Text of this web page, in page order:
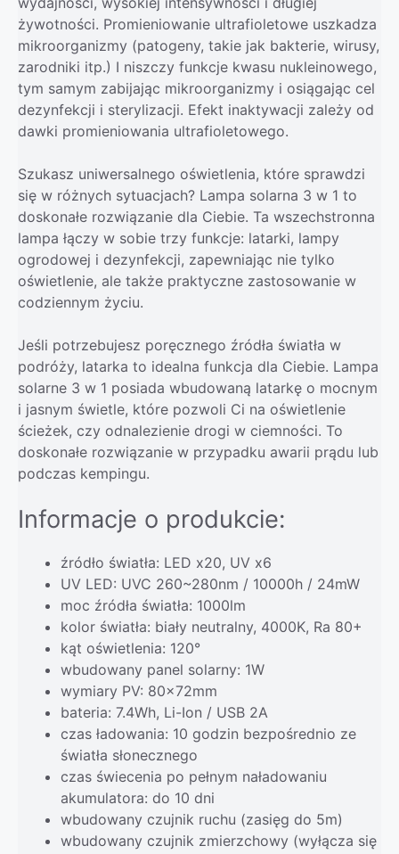
żywotności. Promieniowanie ultrafioletowe uszkadza
mikroorganizmy (patogeny, takie jak bakterie, wirusy,
zarodniki itp.) I niszczy funkcje kwasu nukleinowego,
tym samym zabijając mikroorganizmy i osiągając cel
dezynfekcji i sterylizacji. Efekt inaktywacji zależy od
dawki promieniowania ultrafioletowego.
Szukasz uniwersalnego oświetlenia, które sprawdzi
się w różnych sytuacjach? Lampa solarna 3 w 1 to
doskonałe rozwiązanie dla Ciebie. Ta wszechstronna
lampa łączy w sobie trzy funkcje: latarki, lampy
ogrodowej i dezynfekcji, zapewniając nie tylko
oświetlenie, ale także praktyczne zastosowanie w
codziennym życiu.
Jeśli potrzebujesz poręcznego źródła światła w
podróży, latarka to idealna funkcja dla Ciebie. Lampa
solarne 3 w 1 posiada wbudowaną latarkę o mocnym
i jasnym świetle, które pozwoli Ci na oświetlenie
ścieżek, czy odnalezienie drogi w ciemności. To
doskonałe rozwiązanie w przypadku awarii prądu lub
podczas kempingu.
Informacje o produkcie:
źródło światła: LED x20, UV x6
UV LED: UVC 260~280nm / 10000h / 24mW
moc źródła światła: 1000lm
kolor światła: biały neutralny, 4000K, Ra 80+
kąt oświetlenia: 120°
wbudowany panel solarny: 1W
wymiary PV: 80x72mm
bateria: 7.4Wh, Li-Ion / USB 2A
czas ładowania: 10 godzin bezpośrednio ze
światła słonecznego
czas świecenia po pełnym naładowaniu
akumulatora: do 10 dni
wbudowany czujnik ruchu (zasięg do 5m)
wbudowany czujnik zmierzchowy (wyłącza się